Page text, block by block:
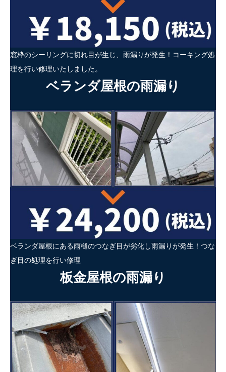
窓枠のシーリングに切れ目が生じ、雨漏りが発生！コーキング処
理を行い修理いたしました。
ベランダ屋根の雨漏り
ベランダ屋根にある雨樋のつなぎ目が劣化し雨漏りが発生！つな
ぎ目の処理を行い修理
板金屋根の雨漏り